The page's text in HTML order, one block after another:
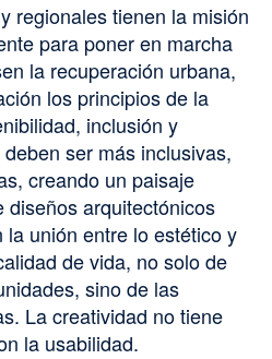
regionales tienen la misión
para poner en marcha
la recuperación urbana,
los principios de la
inclusión y
ser más inclusivas,
creando un paisaje
diseños arquitectónicos
unión entre lo estético y
de vida, no solo de
sino de las
La creatividad no tiene
la usabilidad.